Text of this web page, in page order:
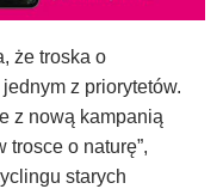
że troska o
z priorytetów.
z nową kampanią
trosce o naturę”,
starych